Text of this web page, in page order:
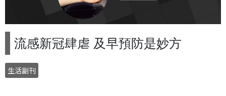
流感新冠肆虐 及早預防是妙方
生活副刊